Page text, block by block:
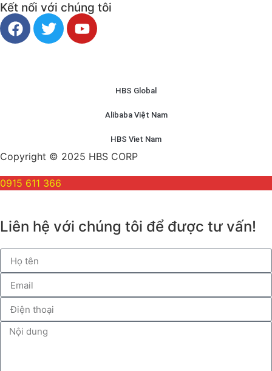
Kết nối với chúng tôi
HBS Global
Alibaba Việt Nam
HBS Viet Nam
Copyright © 2025 HBS CORP
0915 611 366
Liên hệ với chúng tôi để được tư vấn!